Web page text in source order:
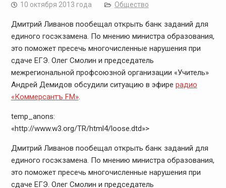
10 октября 2013 года Общество
Дмитрий Ливанов пообещал открыть банк заданий для
единого госэкзамена. По мнению министра образования,
это поможет пресечь многочисленные нарушения при
сдаче ЕГЭ. Олег Смолин и председатель
межрегиональной профсоюзной организации «Учитель»
Андрей Демидов обсудили ситуацию в эфире радио
«Коммерсантъ FM».
temp_anons:
«http://www.w3.org/TR/html4/loose.dtd»>
Дмитрий Ливанов пообещал открыть банк заданий для
единого госэкзамена. По мнению министра образования,
это поможет пресечь многочисленные нарушения при
сдаче ЕГЭ. Олег Смолин и председатель